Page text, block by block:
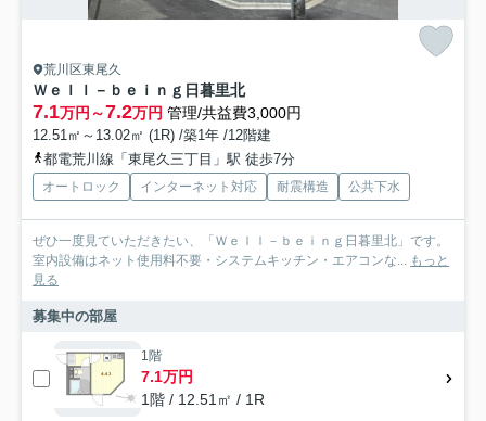
荒川区東尾久
Ｗｅｌｌ－ｂｅｉｎｇ日暮里北
7.1万円～7.2万円 管理/共益費3,000円
12.51㎡～13.02㎡ (1R) /築1年 /12階建
都電荒川線「東尾久三丁目」駅 徒歩7分
オートロック インターネット対応 耐震構造 公共下水
ぜひ一度見ていただきたい、「Ｗｅｌｌ－ｂｅｉｎｇ日暮里北」です。
室内設備はネット使用料不要・システムキッチン・エアコンな... もっと
見る
募集中の部屋
1階
7.1万円
1階 / 12.51㎡ / 1R